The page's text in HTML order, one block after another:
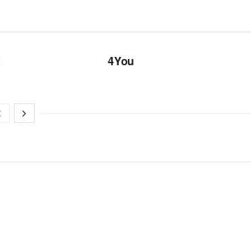
4You